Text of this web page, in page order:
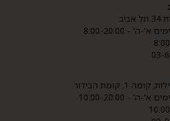
ה' - 8:00-20:00
1, קומת הבידור
ה' - 10:00-20:00